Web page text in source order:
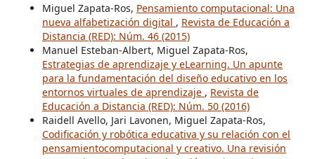
Miguel Zapata-Ros, Pensamiento computacional: Una
nueva alfabetización digital , Revista de Educación a
Distancia (RED): Núm. 46 (2015)
Manuel Esteban-Albert, Miguel Zapata-Ros,
Estrategias de aprendizaje y eLearning. Un apunte
para la fundamentación del diseño educativo en los
entornos virtuales de aprendizaje , Revista de
Educación a Distancia (RED): Núm. 50 (2016)
Raidell Avello, Jari Lavonen, Miguel Zapata-Ros,
Codificación y robótica educativa y su relación con el
pensamientocomputacional y creativo. Una revisión